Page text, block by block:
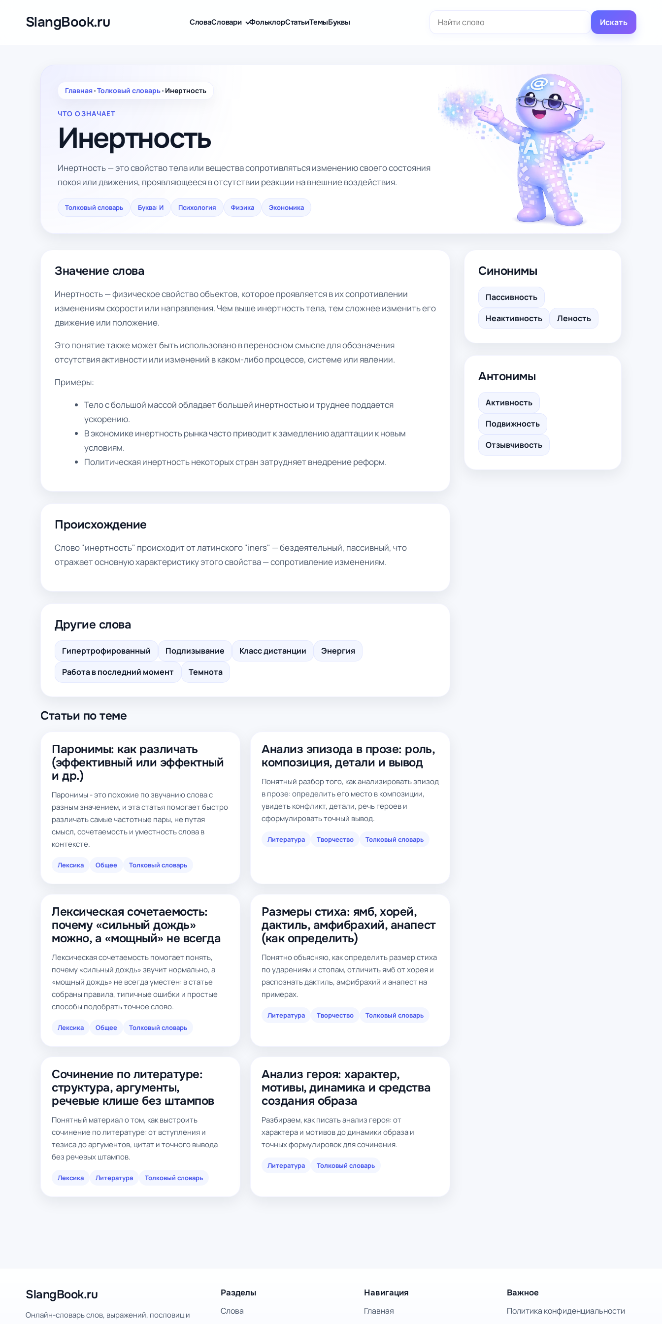
содержимомуSlangBook.ru СловаСловари ФольклорСтатьиТемыБуквы Искать
Главная•Толковый словарь• Инертность
ЧТО ОЗНАЧАЕТ
Инертность
Инертность — это свойство тела или вещества сопротивляться изменению своего состояния
покоя или движения, проявляющееся в отсутствии реакции на внешние воздействия.
Толковый словарь Буква: И Психология Физика Экономика
Значение слова
Инертность — физическое свойство объектов, которое проявляется в их сопротивлении
изменениям скорости или направления. Чем выше инертность тела, тем сложнее изменить его
движение или положение.
Это понятие также может быть использовано в переносном смысле для обозначения
отсутствия активности или изменений в каком-либо процессе, системе или явлении.
Примеры:
Тело с большой массой обладает большей инертностью и труднее поддается
ускорению.
В экономике инертность рынка часто приводит к замедлению адаптации к новым
условиям.
Политическая инертность некоторых стран затрудняет внедрение реформ.
Происхождение
Слово "инертность" происходит от латинского "iners" — бездеятельный, пассивный, что
отражает основную характеристику этого свойства — сопротивление изменениям.
Другие слова
Гипертрофированный Подлизывание Класс дистанции
Энергия
Работа в последний момент
Темнота
Статьи по теме
Паронимы: как различать
(эффективный или эффектный
и др.)
Паронимы - это похожие по звучанию слова с
разным значением, и эта статья помогает быстро
различать самые частотные пары, не путая
смысл, сочетаемость и уместность слова в
контексте.
Лексика Общее Толковый словарь
Анализ эпизода в прозе: роль,
композиция, детали и вывод
Понятный разбор того, как анализировать эпизод
в прозе: определить его место в композиции,
увидеть конфликт, детали, речь героев и
сформулировать точный вывод.
Литература Творчество Толковый словарь
Лексическая сочетаемость:
почему «сильный дождь»
можно, а «мощный» не всегда
Лексическая сочетаемость помогает понять,
почему «сильный дождь» звучит нормально, а
«мощный дождь» не всегда уместен: в статье
собраны правила, типичные ошибки и простые
способы подобрать точное слово.
Лексика Общее Толковый словарь
Размеры стиха: ямб, хорей,
дактиль, амфибрахий, анапест
(как определить)
Понятно объясняю, как определить размер стиха
по ударениям и стопам, отличить ямб от хорея и
распознать дактиль, амфибрахий и анапест на
примерах.
Литература Творчество Толковый словарь
Сочинение по литературе:
структура, аргументы,
речевые клише без штампов
Понятный материал о том, как выстроить
сочинение по литературе: от вступления и
тезиса до аргументов, цитат и точного вывода
без речевых штампов.
Лексика Литература Толковый словарь
Анализ героя: характер,
мотивы, динамика и средства
создания образа
Разбираем, как писать анализ героя: от
характера и мотивов до динамики образа и
точных формулировок для сочинения.
Литература Толковый словарь
Синонимы
Пассивность
Неактивность
Леность
Антонимы
Активность
Подвижность
Отзывчивость
SlangBook.ru
Онлайн-словарь слов, выражений, пословиц и
Разделы
Слова
Навигация
Главная
Важное
Политика конфиденциальности